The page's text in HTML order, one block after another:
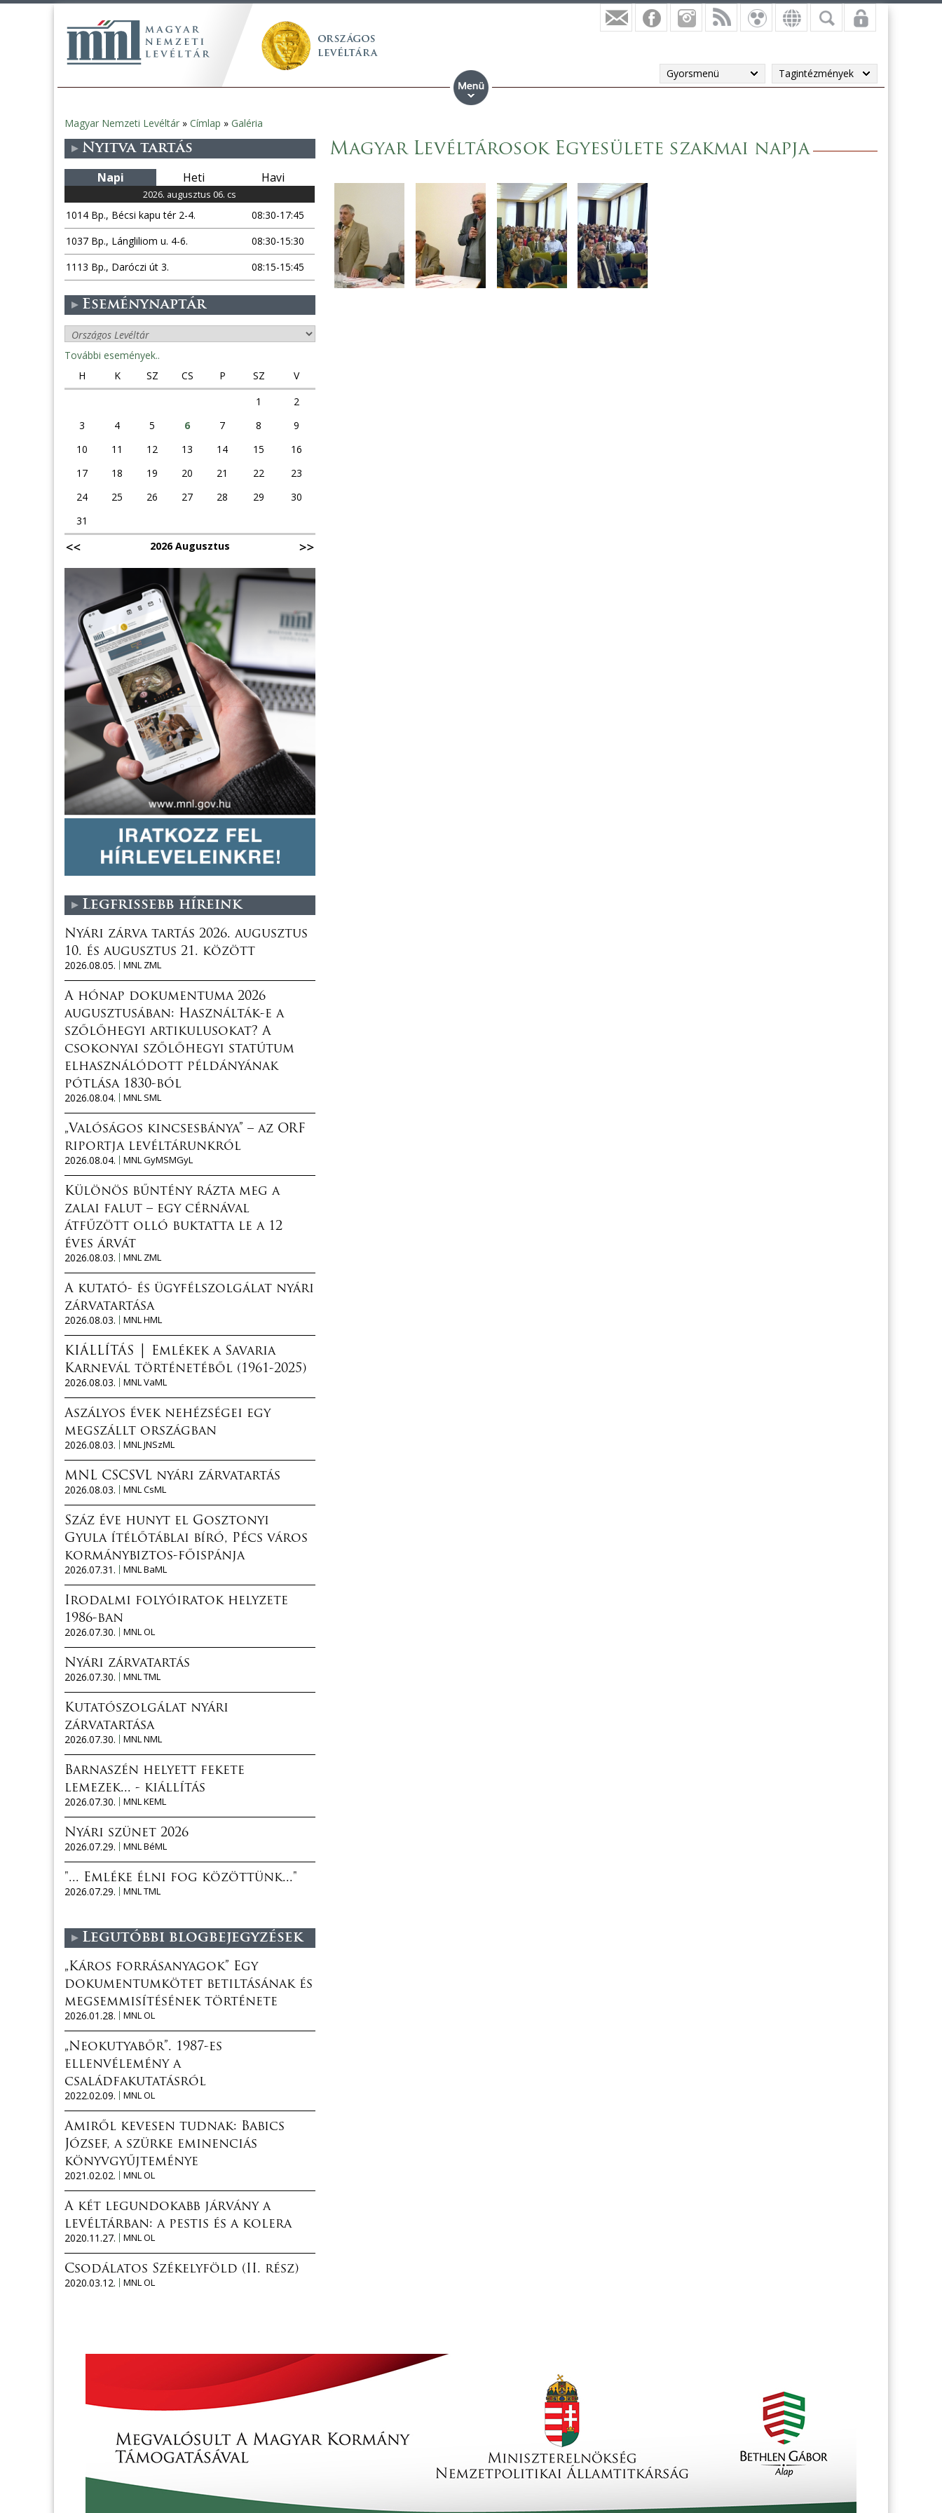
Gyorsmenü Tagintézmények
Jelenlegi
hely
Magyar Nemzeti Levéltár » Címlap » Galéria
Magyar Levéltárosok Egyesülete szakmai napja
Nyitva tartás
Napi Heti Havi
2026. augusztus 06. cs
1014 Bp., Bécsi kapu tér 2-4.
08:30-17:45
1037 Bp., Lángliliom u. 4-6.
08:30-15:30
1113 Bp., Daróczi út 3.
08:15-15:45
Eseménynaptár
További események..
H
K SZ CS P SZ
V
1
2
3
4 5 6 7 8
9
10
11 12 13 14 15
16
17
18 19 20 21 22
23
24
25 26 27 28 29
30
31
2026 Augusztus
Legfrissebb híreink
Nyári zárva tartás 2026. augusztus
10. és augusztus 21. között
2026.08.05.
MNL ZML
A hónap dokumentuma 2026
augusztusában: Használták-e a
szőlőhegyi artikulusokat? A
csokonyai szőlőhegyi statútum
elhasználódott példányának
pótlása 1830-ból
2026.08.04.
MNL SML
„Valóságos kincsesbánya” – az ORF
riportja levéltárunkról
2026.08.04.
MNL GyMSMGyL
Különös bűntény rázta meg a
zalai falut – egy cérnával
átfűzött olló buktatta le a 12
éves árvát
2026.08.03.
MNL ZML
A kutató- és ügyfélszolgálat nyári
zárvatartása
2026.08.03.
MNL HML
KIÁLLÍTÁS │ Emlékek a Savaria
Karnevál történetéből (1961-2025)
2026.08.03.
MNL VaML
Aszályos évek nehézségei egy
megszállt országban
2026.08.03.
MNL JNSzML
MNL CSCSVL nyári zárvatartás
2026.08.03.
MNL CsML
Száz éve hunyt el Gosztonyi
Gyula ítélőtáblai bíró, Pécs város
kormánybiztos-főispánja
2026.07.31.
MNL BaML
Irodalmi folyóiratok helyzete
1986-ban
2026.07.30.
MNL OL
Nyári zárvatartás
2026.07.30.
MNL TML
Kutatószolgálat nyári
zárvatartása
2026.07.30.
MNL NML
Barnaszén helyett fekete
lemezek... - kiállítás
2026.07.30.
MNL KEML
Nyári szünet 2026
2026.07.29.
MNL BéML
"... Emléke élni fog közöttünk..."
2026.07.29.
MNL TML
Legutóbbi blogbejegyzések
„Káros forrásanyagok” Egy
dokumentumkötet betiltásának és
megsemmisítésének története
2026.01.28.
MNL OL
„Neokutyabőr”. 1987-es
ellenvélemény a
családfakutatásról
2022.02.09.
MNL OL
Amiről kevesen tudnak: Babics
József, a szürke eminenciás
könyvgyűjteménye
2021.02.02.
MNL OL
A két legundokabb járvány a
levéltárban: a pestis és a kolera
2020.11.27.
MNL OL
Csodálatos Székelyföld (II. rész)
2020.03.12.
MNL OL